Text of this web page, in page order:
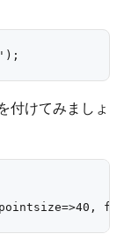
付けてみましょ